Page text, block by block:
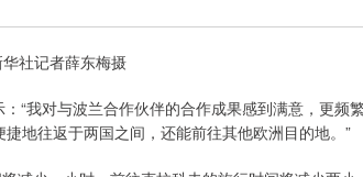
社记者薛东梅摄
“我对与波兰合作伙伴的合作成果感到满意，更频
地往返于两国之间，还能前往其他欧洲目的地。”